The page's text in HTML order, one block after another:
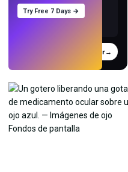
Probar→
Try Free 7 Days →